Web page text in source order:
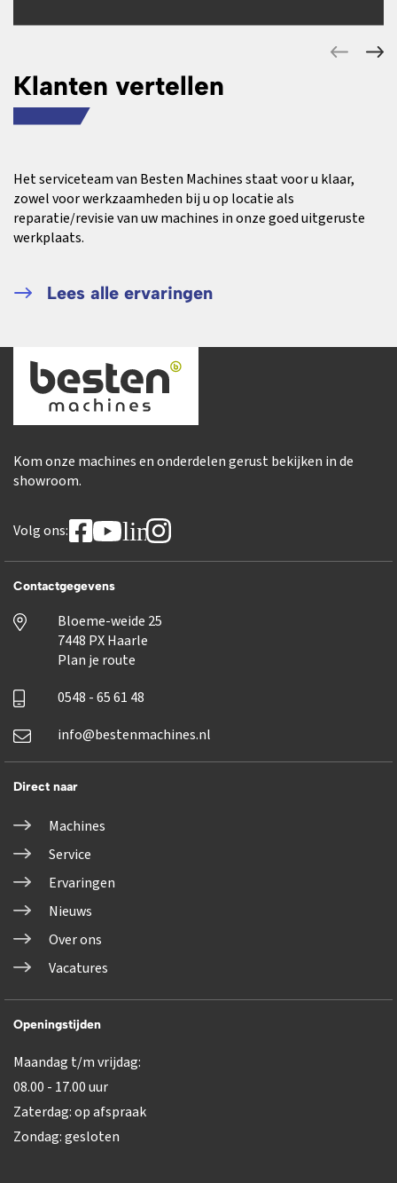
Klanten vertellen
Het serviceteam van Besten Machines staat voor u klaar,
zowel voor werkzaamheden bij u op locatie als
reparatie/revisie van uw machines in onze goed uitgeruste
werkplaats.
Lees alle ervaringen
Kom onze machines en onderdelen gerust bekijken in de
showroom.
Volg ons: linkedin
Contactgegevens
Bloeme-weide 25
7448 PX Haarle
Plan je route
0548 - 65 61 48
info@bestenmachines.nl
Direct naar
Machines
Service
Ervaringen
Nieuws
Over ons
Vacatures
Openingstijden
Maandag t/m vrijdag:
08.00 - 17.00 uur
Zaterdag: op afspraak
Zondag: gesloten